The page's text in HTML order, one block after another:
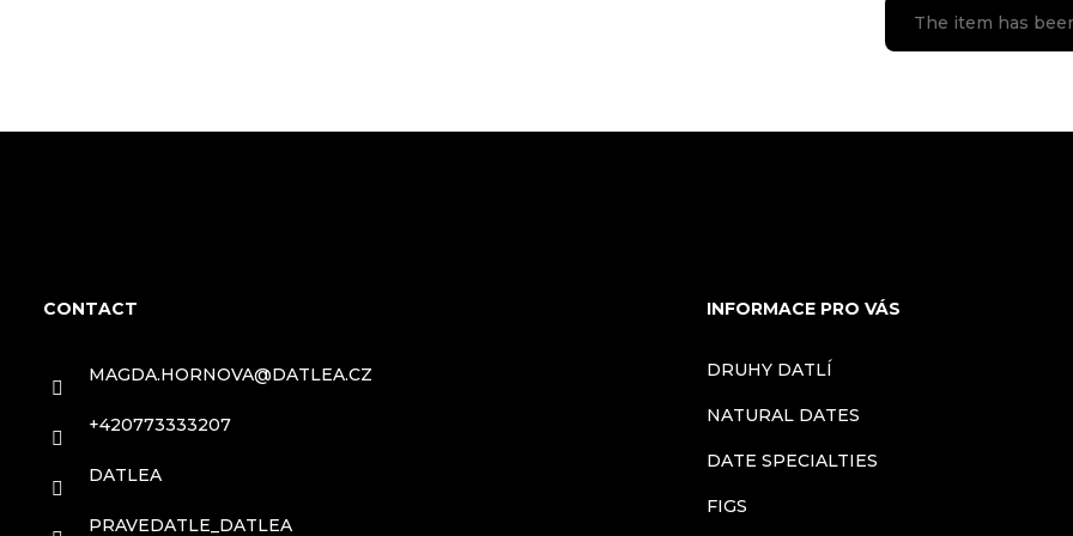
The item has
CONTACT
MAGDA.HORNOVA@DATLEA.CZ
+420773333207
DATLEA
PRAVEDATLE_DATLEA
INFORMACE PRO VÁS
DRUHY DATLÍ
NATURAL DATES
DATE SPECIALTIES
FIGS